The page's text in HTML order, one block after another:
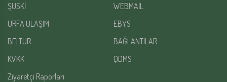
ŞUSKİ
WEBMAİL
URFA ULAŞIM
EBYS
BELTUR
BAĞLANTILAR
KVKK
QDMS
Ziyaretçi Raporları